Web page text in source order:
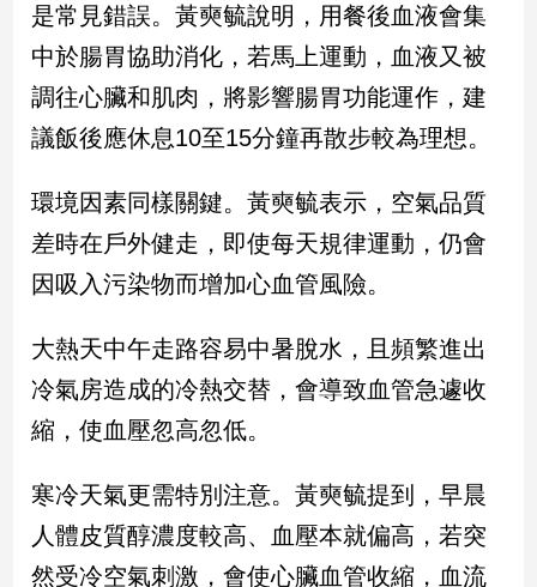
國
會
點
觀
兩
岸/
際
社
地
新
冠
病
毒
是常見錯誤。黃奭毓說明，用餐後血液會集
中於腸胃協助消化，若馬上運動，血液又被
調往心臟和肌肉，將影響腸胃功能運作，建
議飯後應休息10至15分鐘再散步較為理想。
環境因素同樣關鍵。黃奭毓表示，空氣品質
差時在戶外健走，即使每天規律運動，仍會
因吸入污染物而增加心血管風險。
大熱天中午走路容易中暑脫水，且頻繁進出
冷氣房造成的冷熱交替，會導致血管急遽收
縮，使血壓忽高忽低。
寒冷天氣更需特別注意。黃奭毓提到，早晨
人體皮質醇濃度較高、血壓本就偏高，若突
然受冷空氣刺激，會使心臟血管收縮，血流